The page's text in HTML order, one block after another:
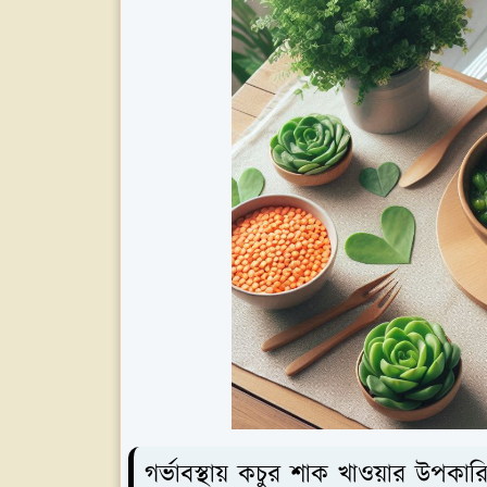
গর্ভাবস্থায় কচুর শাক খাওয়ার